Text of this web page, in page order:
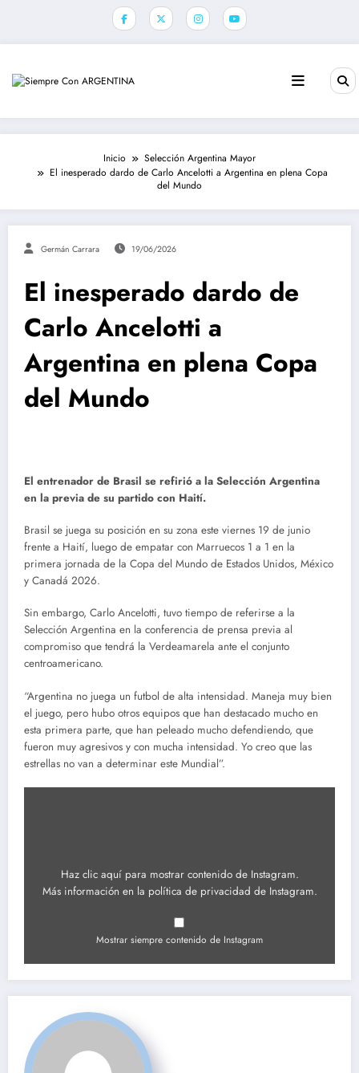
Inicio
Selección Argentina Mayor
El inesperado dardo de Carlo Ancelotti a Argentina en plena Copa
del Mundo
Germán Carrara 19/06/2026
El inesperado dardo de
Carlo Ancelotti a
Argentina en plena Copa
del Mundo
El entrenador de Brasil se refirió a la Selección Argentina
en la previa de su partido con Haití.
Brasil se juega su posición en su zona este viernes 19 de junio
frente a Haití, luego de empatar con Marruecos 1 a 1 en la
primera jornada de la Copa del Mundo de Estados Unidos, México
y Canadá 2026.
Sin embargo, Carlo Ancelotti, tuvo tiempo de referirse a la
Selección Argentina en la conferencia de prensa previa al
compromiso que tendrá la Verdeamarela ante el conjunto
centroamericano.
“Argentina no juega un futbol de alta intensidad. Maneja muy bien
el juego, pero hubo otros equipos que han destacado mucho en
esta primera parte, que han peleado mucho defendiendo, que
fueron muy agresivos y con mucha intensidad. Yo creo que las
estrellas no van a determinar este Mundial”.
Mostrar
Haz clic aquí para mostrar contenido de Instagram.
Más información en la política de privacidad de Instagram.
Mostrar siempre contenido de Instagram